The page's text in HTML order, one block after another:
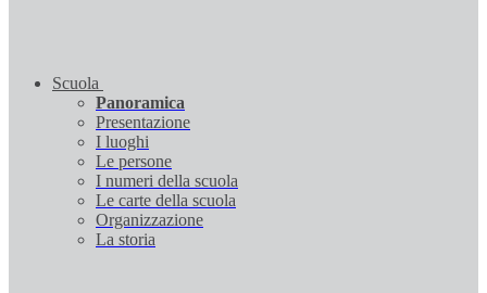
Scuola
Panoramica
Presentazione
I luoghi
Le persone
I numeri della scuola
Le carte della scuola
Organizzazione
La storia